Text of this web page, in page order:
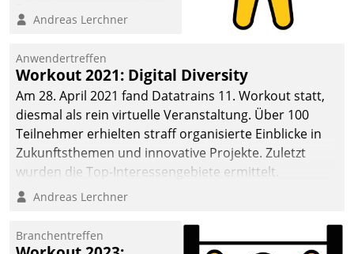
Teilnehmer kurzweilige
Cloud-Strategien und -
Lösungen mit hohem
Zukunftspotenzial.
Andreas Lerchner
Anwendertreffen
Workout 2021: Digital Diversity
Am 28. April 2021 fand Datatrains 11. Workout statt,
diesmal als rein virtuelle Veranstaltung. Über 100
Teilnehmer erhielten straff organisierte Einblicke in
Zukunftsthemen und innovative Projekte. Zuletzt
wurden die Top-Interessengebiete ermittelt.
Andreas Lerchner
Branchentreffen